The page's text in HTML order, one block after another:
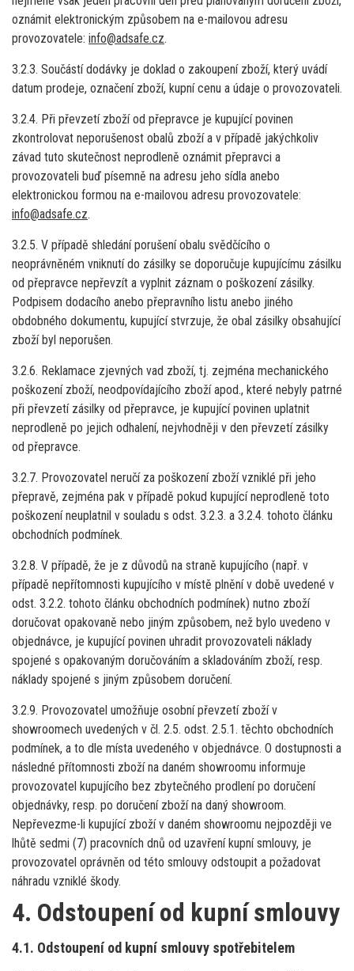
oznámit elektronickým způsobem na e-mailovou adresu
provozovatele: info@adsafe.cz.
3.2.3. Součástí dodávky je doklad o zakoupení zboží, který uvádí
datum prodeje, označení zboží, kupní cenu a údaje o provozovateli.
3.2.4. Při převzetí zboží od přepravce je kupující povinen
zkontrolovat neporušenost obalů zboží a v případě jakýchkoliv
závad tuto skutečnost neprodleně oznámit přepravci a
provozovateli buď písemně na adresu jeho sídla anebo
elektronickou formou na e-mailovou adresu provozovatele:
info@adsafe.cz.
3.2.5. V případě shledání porušení obalu svědčícího o
neoprávněném vniknutí do zásilky se doporučuje kupujícímu zásilku
od přepravce nepřevzít a vyplnit záznam o poškození zásilky.
Podpisem dodacího anebo přepravního listu anebo jiného
obdobného dokumentu, kupující stvrzuje, že obal zásilky obsahující
zboží byl neporušen.
3.2.6. Reklamace zjevných vad zboží, tj. zejména mechanického
poškození zboží, neodpovídajícího zboží apod., které nebyly patrné
při převzetí zásilky od přepravce, je kupující povinen uplatnit
neprodleně po jejich odhalení, nejvhodněji v den převzetí zásilky
od přepravce.
3.2.7. Provozovatel neručí za poškození zboží vzniklé při jeho
přepravě, zejména pak v případě pokud kupující neprodleně toto
poškození neuplatnil v souladu s odst. 3.2.3. a 3.2.4. tohoto článku
obchodních podmínek.
3.2.8. V případě, že je z důvodů na straně kupujícího (např. v
případě nepřítomnosti kupujícího v místě plnění v době uvedené v
odst. 3.2.2. tohoto článku obchodních podmínek) nutno zboží
doručovat opakovaně nebo jiným způsobem, než bylo uvedeno v
objednávce, je kupující povinen uhradit provozovateli náklady
spojené s opakovaným doručováním a skladováním zboží, resp.
náklady spojené s jiným způsobem doručení.
3.2.9. Provozovatel umožňuje osobní převzetí zboží v
showroomech uvedených v čl. 2.5. odst. 2.5.1. těchto obchodních
podmínek, a to dle místa uvedeného v objednávce. O dostupnosti a
následné přítomnosti zboží na daném showroomu informuje
provozovatel kupujícího bez zbytečného prodlení po doručení
objednávky, resp. po doručení zboží na daný showroom.
Nepřevezme-li kupující zboží v daném showroomu nejpozději ve
lhůtě sedmi (7) pracovních dnů od uzavření kupní smlouvy, je
provozovatel oprávněn od této smlouvy odstoupit a požadovat
náhradu vzniklé škody.
4. Odstoupení od kupní smlouvy
4.1. Odstoupení od kupní smlouvy spotřebitelem